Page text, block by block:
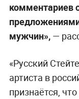
комментариев
мужчин», —
«Русский
артиста в
признаётся,